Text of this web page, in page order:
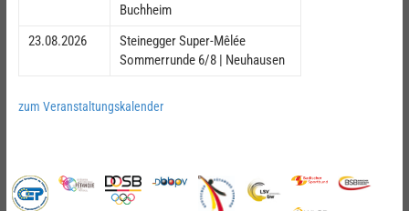
Buchheim
23.08.2026
Steinegger Super-Mêlée
Sommerrunde 6/8 | Neuhausen
zum Veranstaltungskalender